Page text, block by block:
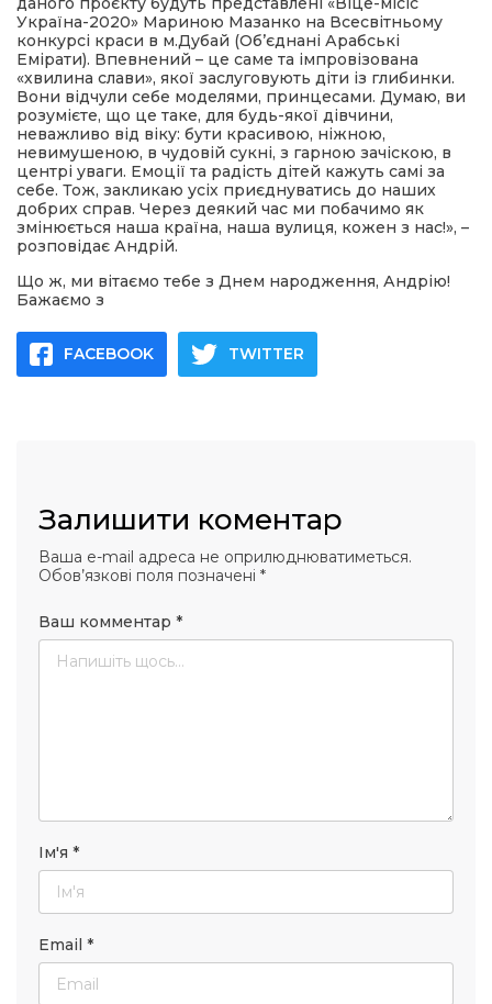
Україна-2020» Мариною Мазанко на Всесвітньому
конкурсі краси в м.Дубай (Об’єднані Арабські
Емірати). Впевнений – це саме та імпровізована
«хвилина слави», якої заслуговують діти із глибинки.
Вони відчули себе моделями, принцесами. Думаю, ви
розумієте, що це таке, для будь-якої дівчини,
неважливо від віку: бути красивою, ніжною,
невимушеною, в чудовій сукні, з гарною зачіскою, в
центрі уваги. Емоції та радість дітей кажуть самі за
себе. Тож, закликаю усіх приєднуватись до наших
добрих справ. Через деякий час ми побачимо як
змінюється наша країна, наша вулиця, кожен з нас!», –
розповідає Андрій.
Що ж, ми вітаємо тебе з Днем народження, Андрію!
Бажаємо з
FACEBOOK TWITTER
Залишити коментар
Ваша e-mail адреса не оприлюднюватиметься.
Обов’язкові поля позначені *
Ваш комментар *
Ім'я *
Email *